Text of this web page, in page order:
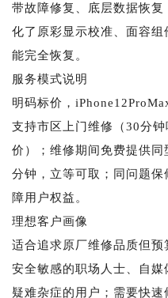
带故障修复、底层数据恢
化了原彩显示校准、面容
能完全恢复。
服务模式说明
明码标价，
支持市区上门维修（30分
价）；维修期间免费提供
分钟，立等可取；同问题
障用户权益。
理想客户画像
适合追求原厂维修品质但
安全敏感的职场人士、自
疑难杂症的用户；需要快